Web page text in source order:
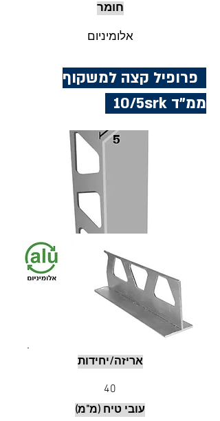
חומר
אלומיניום
פרופיל קצה למשקוף
ממ"ד 10/5srk
אריזה/יחידות
40
עובי טיח (מ"מ)